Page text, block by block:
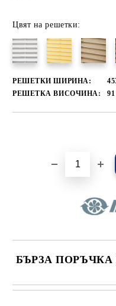
Цвят на решетки:
РЕШЕТКИ ШИРИНА:
РЕШЕТКА ВИСОЧИНА:
91
БЪРЗА ПОРЪЧКА
САМО